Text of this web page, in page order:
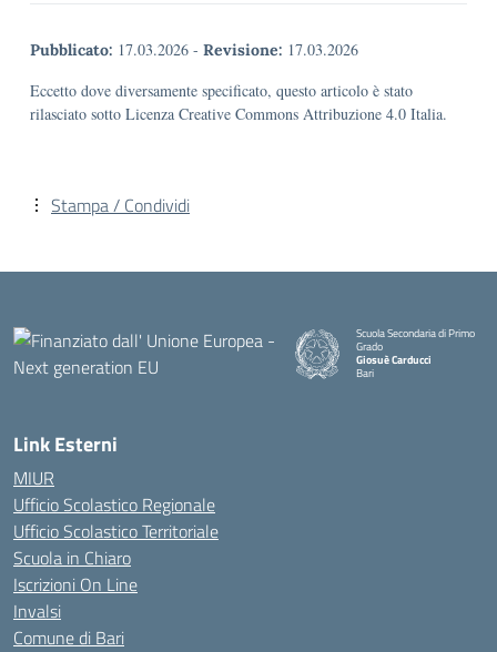
Pubblicato: 17.03.2026 - Revisione: 17.03.2026
Eccetto dove diversamente specificato, questo articolo è stato
rilasciato sotto Licenza Creative Commons Attribuzione 4.0 Italia.
Stampa / Condividi
Scuola Secondaria di Primo
Grado
Giosuè Carducci
Bari
Link Esterni
MIUR
Ufficio Scolastico Regionale
Ufficio Scolastico Territoriale
Scuola in Chiaro
Iscrizioni On Line
Invalsi
Comune di Bari